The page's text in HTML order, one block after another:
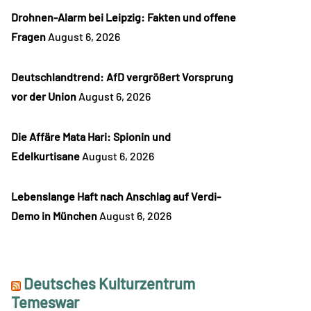
Drohnen-Alarm bei Leipzig: Fakten und offene
Fragen August 6, 2026
Deutschlandtrend: AfD vergrößert Vorsprung
vor der Union August 6, 2026
Die Affäre Mata Hari: Spionin und
Edelkurtisane August 6, 2026
Lebenslange Haft nach Anschlag auf Verdi-
Demo in München August 6, 2026
Deutsches Kulturzentrum
Temeswar